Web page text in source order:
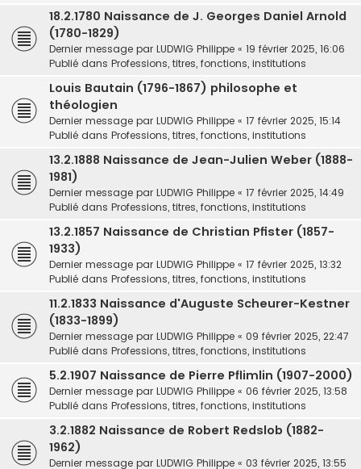
18.2.1780 Naissance de J. Georges Daniel Arnold
(1780-1829)
Dernier message par LUDWIG Philippe « 19 février 2025, 16:06
Publié dans Professions, titres, fonctions, institutions
Louis Bautain (1796-1867) philosophe et
théologien
Dernier message par LUDWIG Philippe « 17 février 2025, 15:14
Publié dans Professions, titres, fonctions, institutions
13.2.1888 Naissance de Jean-Julien Weber (1888-
1981)
Dernier message par LUDWIG Philippe « 17 février 2025, 14:49
Publié dans Professions, titres, fonctions, institutions
13.2.1857 Naissance de Christian Pfister (1857-
1933)
Dernier message par LUDWIG Philippe « 17 février 2025, 13:32
Publié dans Professions, titres, fonctions, institutions
11.2.1833 Naissance d'Auguste Scheurer-Kestner
(1833-1899)
Dernier message par LUDWIG Philippe « 09 février 2025, 22:47
Publié dans Professions, titres, fonctions, institutions
5.2.1907 Naissance de Pierre Pflimlin (1907-2000)
Dernier message par LUDWIG Philippe « 06 février 2025, 13:58
Publié dans Professions, titres, fonctions, institutions
3.2.1882 Naissance de Robert Redslob (1882-
1962)
Dernier message par LUDWIG Philippe « 03 février 2025, 13:55